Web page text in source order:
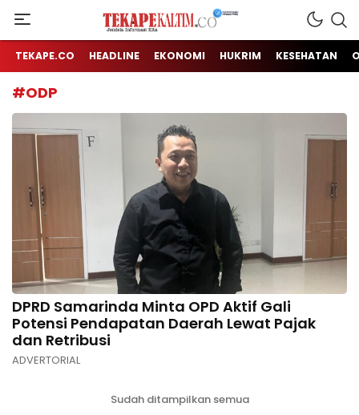
TEKAPE KALTIM
Jendela Informasi Kita
TEKAPE.CO HEADLINE EKONOMI HUKRIM KESEHATAN
#ODP
DPRD Samarinda Minta OPD Aktif Gali
Potensi Pendapatan Daerah Lewat Pajak
dan Retribusi
ADVERTORIAL
Sudah ditampilkan semua